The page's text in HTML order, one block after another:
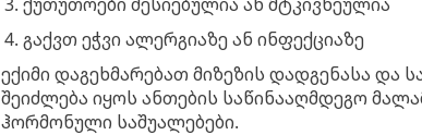
გაქვთ ეჭვი ალერგიაზე ან ინფექციაზე
ექიმი დაგეხმარებათ მიზეზის დადგენასა და
შეიძლება იყოს ანთების საწინააღმდეგო
ჰორმონული საშუალებები.